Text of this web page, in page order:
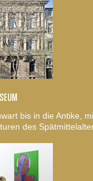
bis in die Antike,
des